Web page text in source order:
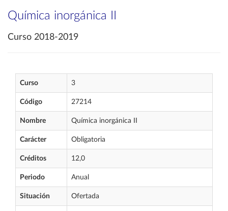
Química inorgánica II
Curso 2018-2019
Curso 3
Código 27214
Nombre Química inorgánica II
Carácter Obligatoria
Créditos 12,0
Periodo Anual
Situación Ofertada